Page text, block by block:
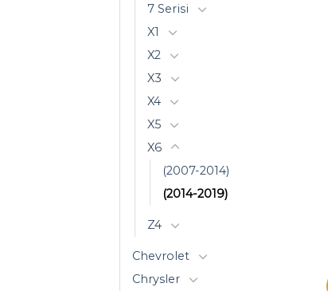
7 Serisi
X1
X2
X3
X4
X5
X6
(2007-2014)
(2014-2019)
Z4
Chevrolet
Chrysler